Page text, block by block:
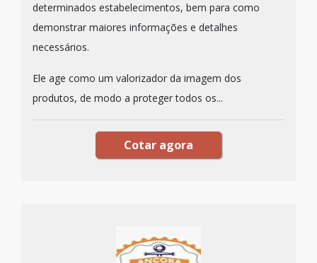
determinados estabelecimentos, bem para como
demonstrar maiores informações e detalhes
necessários.
Ele age como um valorizador da imagem dos
produtos, de modo a proteger todos os...
Cotar agora